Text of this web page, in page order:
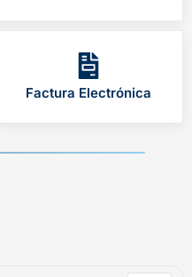
Factura Electrónica